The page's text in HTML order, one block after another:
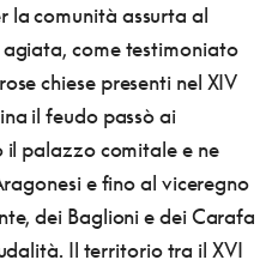
la comunità assurta al
come testimoniato
chiese presenti nel XIV
il feudo passò ai
palazzo comitale e ne
e fino al viceregno
dei Baglioni e dei Carafa
Il territorio tra il XVI